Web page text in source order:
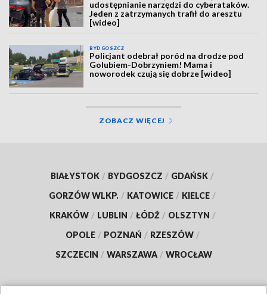
udostępnianie narzędzi do cyberataków.
Jeden z zatrzymanych trafił do aresztu
[wideo]
BYDGOSZCZ
Policjant odebrał poród na drodze pod
Golubiem-Dobrzyniem! Mama i
noworodek czują się dobrze [wideo]
ZOBACZ WIĘCEJ
BIAŁYSTOK / BYDGOSZCZ / GDAŃSK /
GORZÓW WLKP. / KATOWICE / KIELCE /
KRAKÓW / LUBLIN / ŁÓDŹ / OLSZTYN /
OPOLE / POZNAŃ / RZESZÓW /
SZCZECIN / WARSZAWA / WROCŁAW